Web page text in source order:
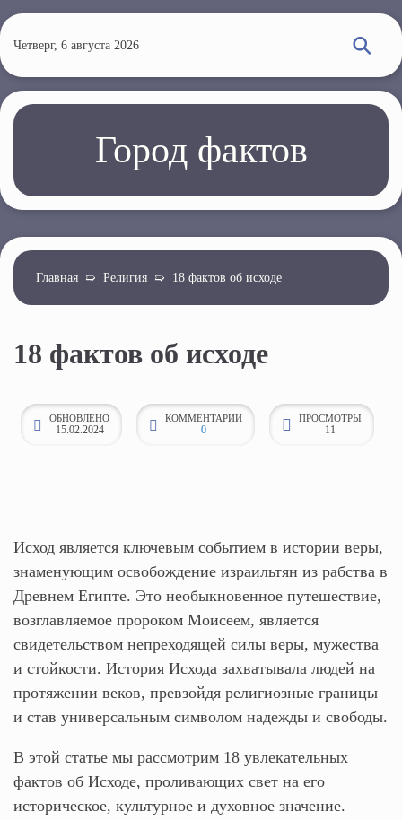
е
р
й
о
н
Четверг, 6 августа 2026
Город фактов
Главная ➯ Религия ➯ 18 фактов об исходе
18 фактов об исходе
ОБНОВЛЕНО
15.02.2024
КОММЕНТАРИИ
0
ПРОСМОТРЫ
11
Исход является ключевым событием в истории веры,
знаменующим освобождение израильтян из рабства в
Древнем Египте. Это необыкновенное путешествие,
возглавляемое пророком Моисеем, является
свидетельством непреходящей силы веры, мужества
и стойкости. История Исхода захватывала людей на
протяжении веков, превзойдя религиозные границы
и став универсальным символом надежды и свободы.
В этой статье мы рассмотрим 18 увлекательных
фактов об Исходе, проливающих свет на его
историческое, культурное и духовное значение.